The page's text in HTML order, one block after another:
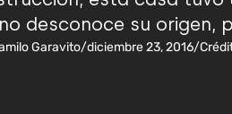
desconoce su origen,
Garavito/diciembre 23, 2016/